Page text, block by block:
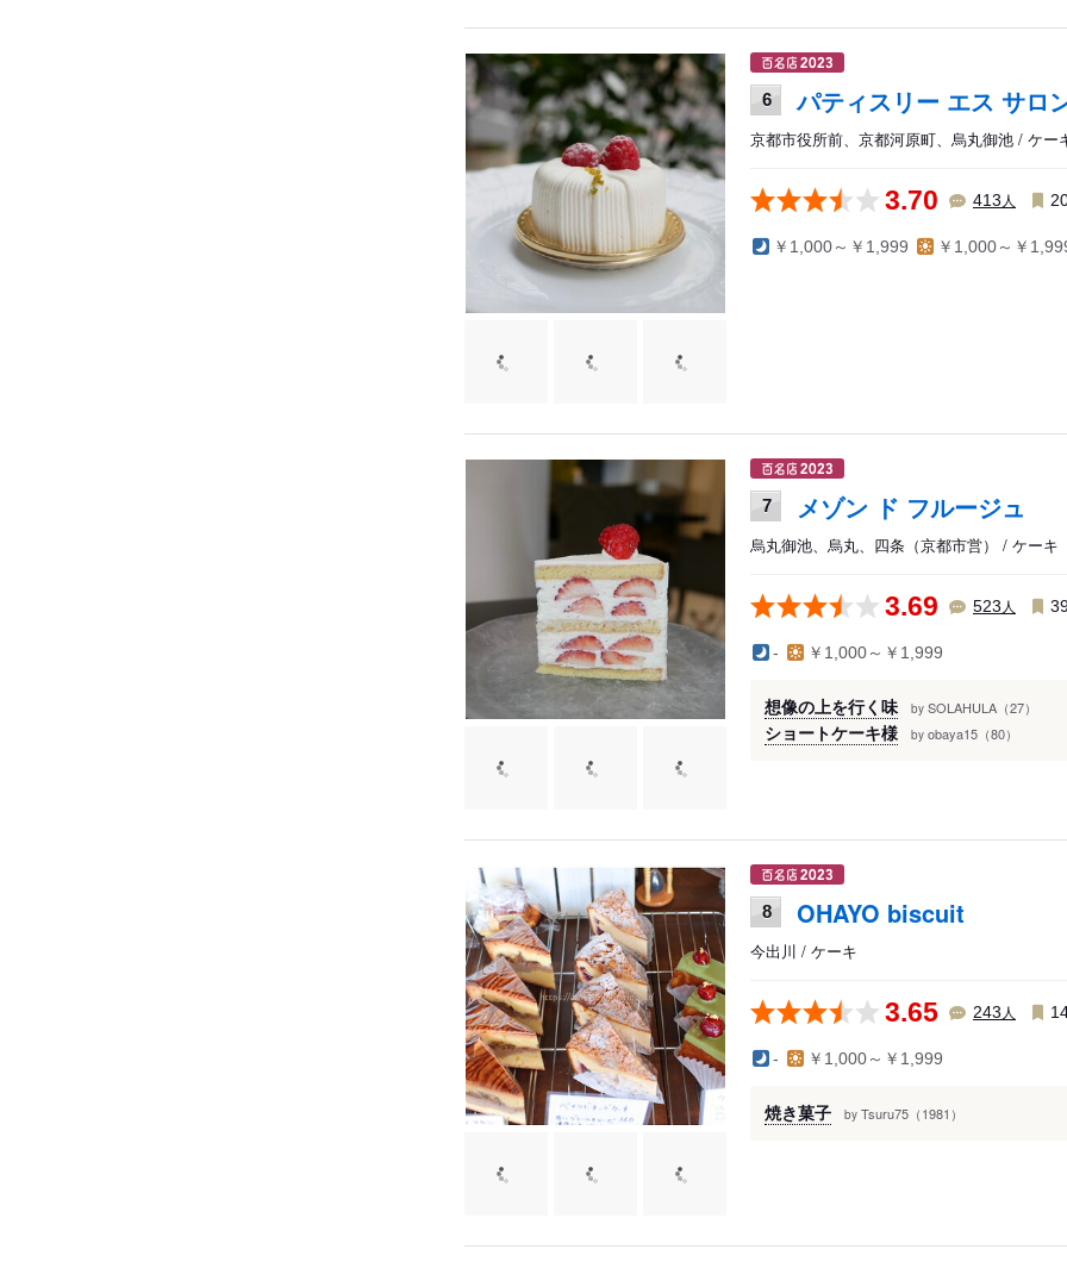
6 パティスリー エス サロ
京都市役所前、京都河原町、烏丸御池 / ケー
3.70 413 人
￥1,000～￥1,999 ￥1,000～￥
7 メゾン ド フルージュ
烏丸御池、烏丸、四条（京都市営） / ケーキ
3.69 523 人
- ￥1,000～￥1,999
想像の上を行く味 by SOLAHULA（27）
ショートケーキ様 by obaya15（80）
8 OHAYO biscuit
今出川 / ケーキ
3.65 243 人
- ￥1,000～￥1,999
焼き菓子 by Tsuru75（1981）